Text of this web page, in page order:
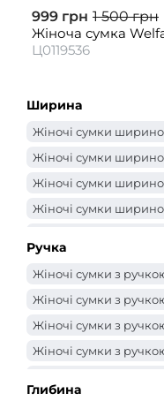
999 грн 1 500 грн
Жіноча сумка
Ц0119536
Ширина
Жіночі сумки
Жіночі сумки
Жіночі сумки
Жіночі сумки
Жіночі сумки
Жіночі сумки
Жіночі сумки
Жіночі сумки
Жіночі сумки
Ручка
Жіночі сумки з
Жіночі сумки з
Жіночі сумки з
Жіночі сумки з
Глибина